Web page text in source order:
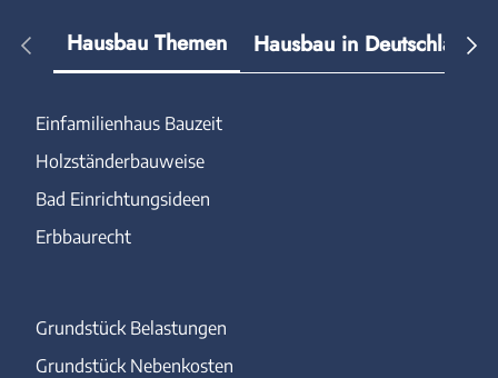
Hausbau Themen Hausbau in Deutschland
Einfamilienhaus Bauzeit
Holzständerbauweise
Bad Einrichtungsideen
Erbbaurecht
Grundstück Belastungen
Grundstück Nebenkosten